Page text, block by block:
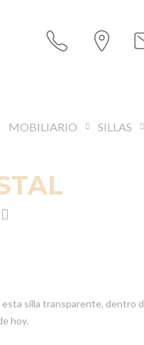
MOBILIARIO SILLAS
silla transparente, dentro
hoy.